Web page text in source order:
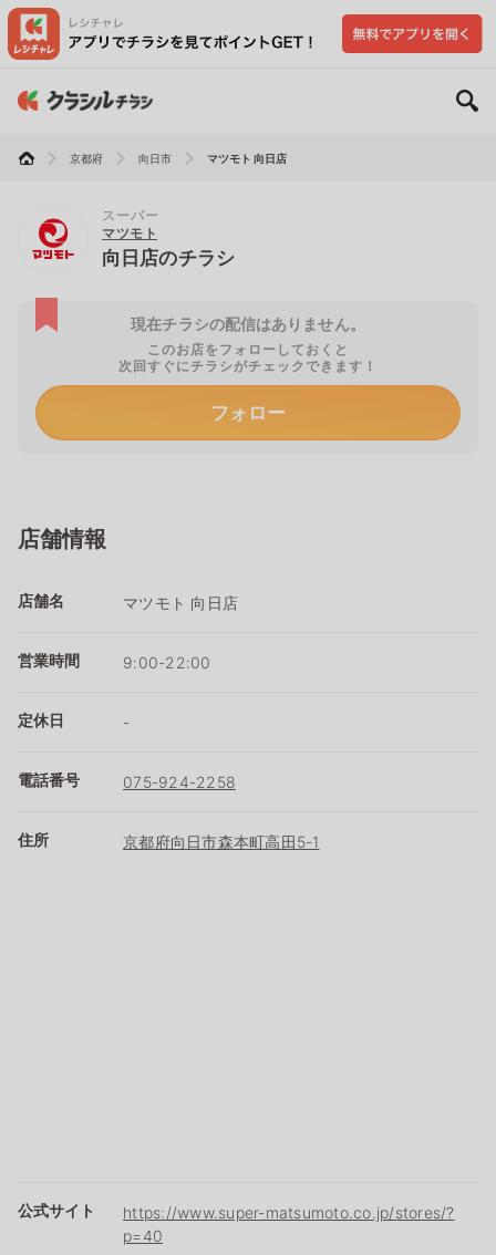
京都府 向日市 マツモト 向日店
スーパー
マツモト
向日店のチラシ
現在チラシの配信はありません。
このお店をフォローしておくと
次回すぐにチラシがチェックできます！
フォロー
店舗情報
店舗名 マツモト 向日店
営業時間 9:00-22:00
定休日 -
電話番号 075-924-2258
住所 京都府向日市森本町高田5-1
公式サイト
https://www.super-matsumoto.co.jp/stores/?
p=40